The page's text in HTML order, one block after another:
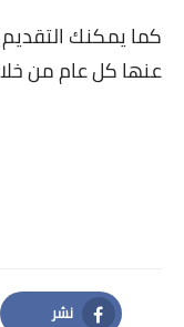
كما يمكنك
عنها كل عام من
نشر